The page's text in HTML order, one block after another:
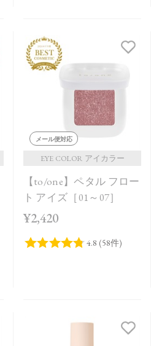
メール便対応
EYE COLOR アイカラー
【to/one】ペタル フロー
ト アイズ［01～07］
¥2,420